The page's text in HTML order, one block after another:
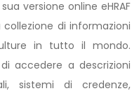
versione online eHRAF
di informazioni
in tutto il mondo.
accedere a descrizioni
sistemi di credenze,